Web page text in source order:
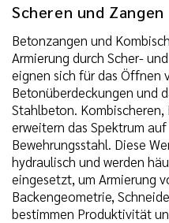
Scheren und Zangen
Betonzangen und
Armierung durch Scher-
eignen sich für das Öffnen
Betonüberdeckungen und
Stahlbeton.
erweitern das Spektrum
Bewehrungsstahl. Diese
hydraulisch und werden
eingesetzt, um Armierung
Backengeometrie,
bestimmen Produktivität